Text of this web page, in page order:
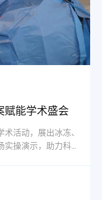
赋能学术盛会
活动，展出冰冻、
操演示，助力科研